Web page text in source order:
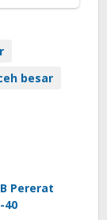
besar
Pererat
40